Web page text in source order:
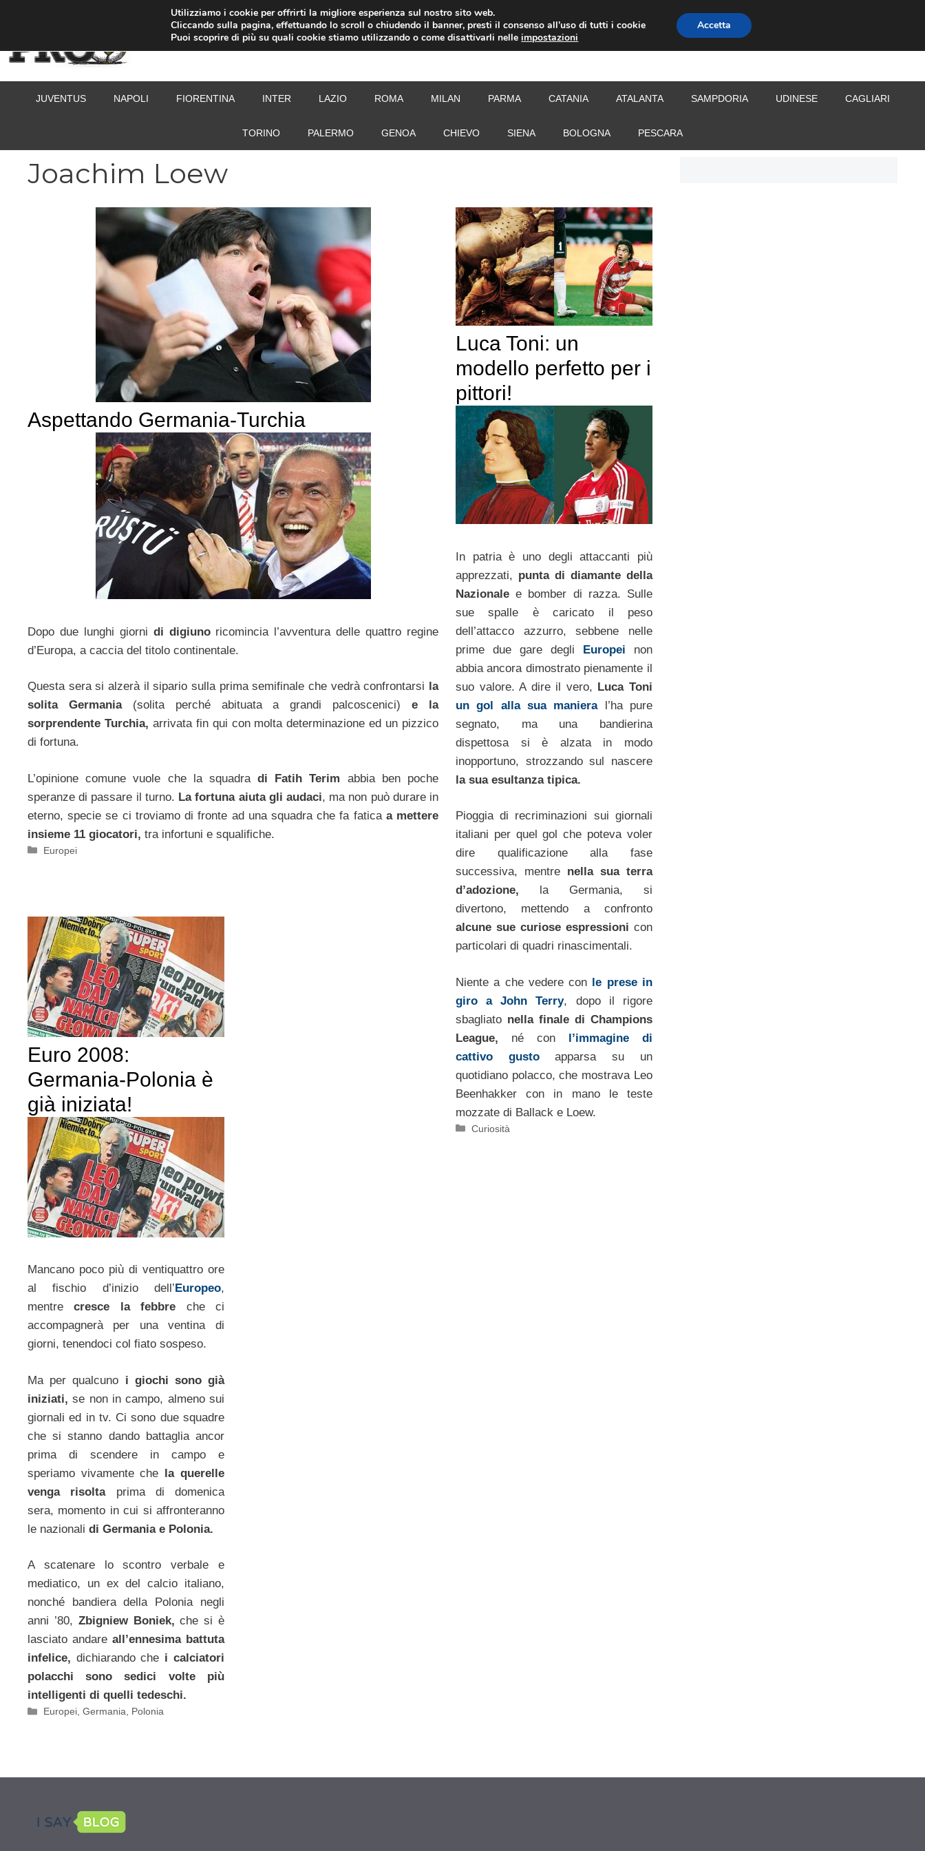
CALCIOMERCATO
JUVENTUS NAPOLI FIORENTINA INTER LAZIO ROMA MILAN PARMA CATANIA ATALANTA SAMPDORIA UDINESE CAGLIARI
TORINO PALERMO GENOA CHIEVO SIENA BOLOGNA PESCARA
Joachim Loew
Aspettando Germania-Turchia
Dopo due lunghi giorni di digiunoricomincia l’avventura delle quattro regine
d’Europa, a caccia del titolo continentale.
Questa sera si alzerà il sipario sulla prima semifinale che vedrà confrontarsi la
solita Germania (solita perché abituata a grandi palcoscenici)e la
sorprendente Turchia, arrivata fin qui con molta determinazione ed un pizzico
di fortuna.
L’opinione comune vuole che la squadradi Fatih Terim abbia ben poche
speranze di passare il turno. La fortuna aiuta gli audaci, ma non può durare in
eterno, specie se ci troviamo di fronte ad una squadra che fa faticaa mettere
insieme 11 giocatori, tra infortuni e squalifiche.
Categorie
Europei
Luca Toni: un
modello perfetto per i
pittori!
In patria è uno degli attaccanti più
apprezzati, punta di diamante della
Nazionalee bomber di razza. Sulle
sue spalle è caricato il peso
dell’attacco azzurro, sebbene nelle
prime due gare degli Europei non
abbia ancora dimostrato pienamente il
suo valore. A dire il vero, Luca Toni
un gol alla sua manieral’ha pure
segnato, ma una bandierina
dispettosa si è alzata in modo
inopportuno, strozzando sul nascere
la sua esultanza tipica.
Pioggia di recriminazioni sui giornali
italiani per quel gol che poteva voler
dire qualificazione alla fase
successiva, mentre nella sua terra
d’adozione, la Germania, si
divertono, mettendo a confronto
alcune sue curiose espressioni con
particolari di quadri rinascimentali.
Niente a che vedere con le prese in
giro a John Terry, dopo il rigore
sbagliato nella finale di Champions
League, né con l’immagine di
cattivo gustoapparsa su un
quotidiano polacco, che mostrava Leo
Beenhakker con in mano le teste
mozzate di Ballack e Loew.
Categorie
Curiosità
Euro 2008:
Germania-Polonia è
già iniziata!
Mancano poco più di ventiquattro ore
al fischio d’inizio dell’ Europeo,
mentrecresce la febbre che ci
accompagnerà per una ventina di
giorni, tenendoci col fiato sospeso.
Ma per qualcuno i giochi sono già
iniziati, se non in campo, almeno sui
giornali ed in tv. Ci sono due squadre
che si stanno dando battaglia ancor
prima di scendere in campo e
speriamo vivamente che la querelle
venga risolta prima di domenica
sera, momento in cui si affronteranno
le nazionali di Germania e Polonia.
A scatenare lo scontro verbale e
mediatico, un ex del calcio italiano,
nonché bandiera della Polonia negli
anni ’80, Zbigniew Boniek, che si è
lasciato andare all’ennesima battuta
infelice, dichiarando che i calciatori
polacchi sono sedici volte più
intelligenti di quelli tedeschi.
Categorie
Europei,Germania, Polonia
Utilizziamo i cookie per offrirti la migliore esperienza sul nostro sito web.
Cliccando sulla pagina, effettuando lo scroll o chiudendo il banner, presti il consenso all’uso di tutti i cookie
Puoi scoprire di più su quali cookie stiamo utilizzando o come disattivarli nelleimpostazioni
Accetta